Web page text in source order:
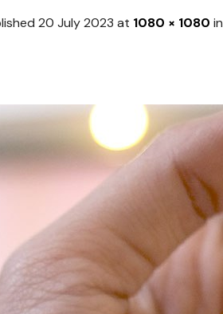
20 July 2023 at 1080 × 1080 in